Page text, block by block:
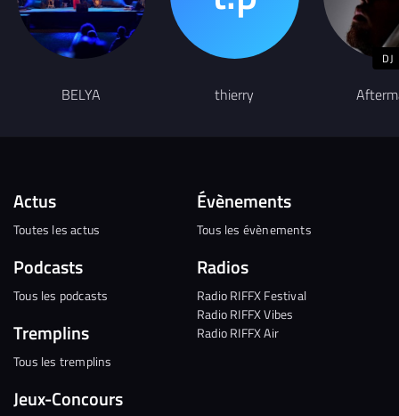
BELYA thierry
DJ
Actus
Toutes les actus
Podcasts
Tous les podcasts
Tremplins
Tous les tremplins
Jeux-Concours
Évènements
Tous les évènements
Radios
Radio RIFFX Festival
Radio RIFFX Vibes
Radio RIFFX Air